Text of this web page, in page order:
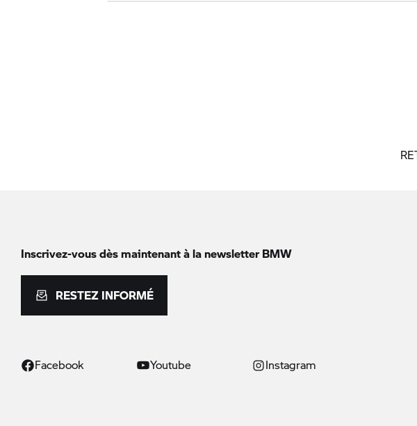
Inscrivez-vous dès maintenant à la newsletter BMW
RESTEZ INFORMÉ
Facebook Youtube Instagram